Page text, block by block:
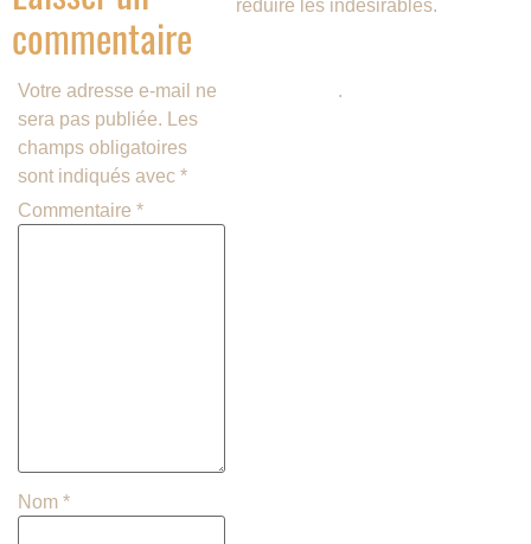
commentaire
Votre adresse e-mail ne
sera pas publiée.
Les
champs obligatoires
sont indiqués avec *
Commentaire *
Nom *
réduire les indésirables.
.